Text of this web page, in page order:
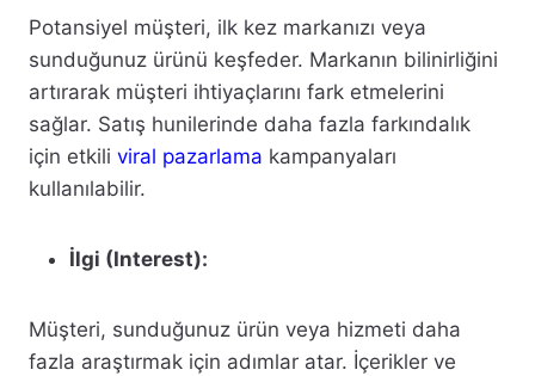
Potansiyel müşteri, ilk kez markanızı veya
sunduğunuz ürünü keşfeder. Markanın bilinirliğini
artırarak müşteri ihtiyaçlarını fark etmelerini
sağlar. Satış hunilerinde daha fazla farkındalık
için etkili viral pazarlama kampanyaları
kullanılabilir.
İlgi (Interest):
Müşteri, sunduğunuz ürün veya hizmeti daha
fazla araştırmak için adımlar atar. İçerikler ve